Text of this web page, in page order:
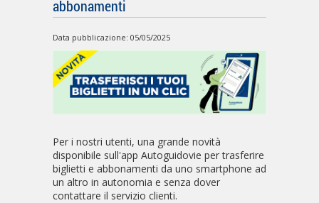
abbonamenti
Data pubblicazione: 05/05/2025
Per i nostri utenti, una grande novità
disponibile sull'app Autoguidovie per trasferire
biglietti e abbonamenti da uno smartphone ad
un altro in autonomia e senza dover
contattare il servizio clienti.